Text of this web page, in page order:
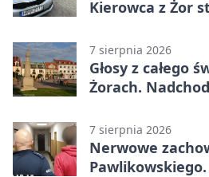
Kierowca z Żor
7 sierpnia 2026
Głosy z całego
Żorach.
7 sierpnia 2026
Nerwowe